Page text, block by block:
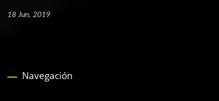
18 Jun, 2019
Navegación